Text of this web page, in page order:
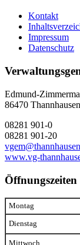
Kontakt
Impressum
Datenschutz
Edmund-
86470 Thannhausen
08281 901-0
08281 901-20
www.vg-
Öffnungszeiten
Montag
Dienstag